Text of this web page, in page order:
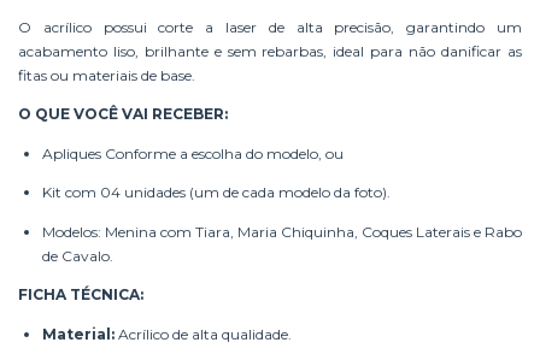
O acrílico possui corte a laser de alta precisão, garantindo um
acabamento liso, brilhante e sem rebarbas, ideal para não danificar as
fitas ou materiais de base.
O QUE VOCÊ VAI RECEBER:
Apliques Conforme a escolha do modelo, ou
Kit com 04 unidades (um de cada modelo da foto).
Modelos: Menina com Tiara, Maria Chiquinha, Coques Laterais e Rabo
de Cavalo.
FICHA TÉCNICA:
Material: Acrílico de alta qualidade.